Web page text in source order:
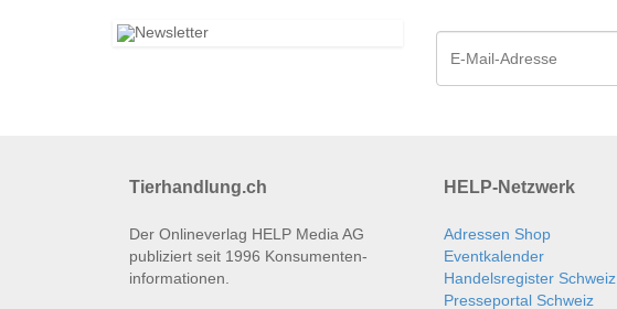
Tierhandlung.ch
Der Onlineverlag HELP Media AG
publiziert seit 1996 Konsumenten­
informationen.
HELP-Netzwerk
Adressen Shop
Eventkalender
Handelsregister Schweiz
Presseportal Schweiz